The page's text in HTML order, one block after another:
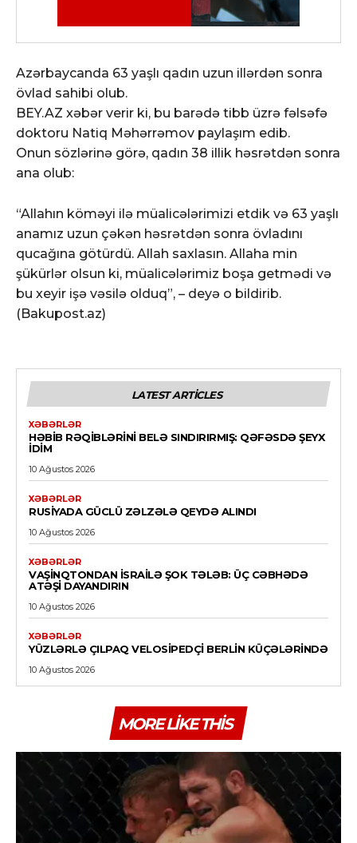
Azərbaycanda 63 yaşlı qadın uzun illərdən sonra
övlad sahibi olub.
BEY.AZ xəbər verir ki, bu barədə tibb üzrə fəlsəfə
doktoru Natiq Məhərrəmov paylaşım edib.
Onun sözlərinə görə, qadın 38 illik həsrətdən sonra
ana olub:
“Allahın köməyi ilə müalicələrimizi etdik və 63 yaşlı
anamız uzun çəkən həsrətdən sonra övladını
qucağına götürdü. Allah saxlasın. Allaha min
şükürlər olsun ki, müalicələrimiz boşa getmədi və
bu xeyir işə vəsilə olduq”, – deyə o bildirib.
(Bakupost.az)
LATEST ARTICLES
XƏBƏRLƏR
HƏBIB RƏQIBLƏRINI BELƏ SINDIRIRMIŞ: QƏFƏSDƏ ŞEYX
IDIM
10 Ağustos 2026
XƏBƏRLƏR
RUSIYADA GÜCLÜ ZƏLZƏLƏ QEYDƏ ALINDI
10 Ağustos 2026
XƏBƏRLƏR
VAŞINQTONDAN İSRAILƏ ŞOK TƏLƏB: ÜÇ CƏBHƏDƏ
ATƏŞI DAYANDIRIN
10 Ağustos 2026
XƏBƏRLƏR
YÜZLƏRLƏ ÇILPAQ VELOSIPEDÇI BERLIN KÜÇƏLƏRINDƏ
10 Ağustos 2026
MORE LIKE THIS